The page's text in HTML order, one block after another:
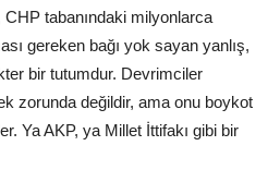
tabanındaki milyonlarca
gereken bağı yok sayan yanlış,
bir tutumdur. Devrimciler
zorunda değildir, ama onu boykot
Ya AKP, ya Millet İttifakı gibi bir